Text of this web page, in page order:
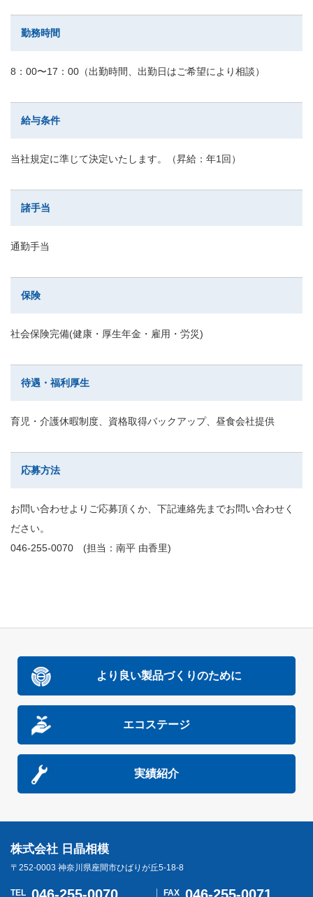
勤務時間
8：00〜17：00（出勤時間、出勤日はご希望により相談）
給与条件
当社規定に準じて決定いたします。（昇給：年1回）
諸手当
通勤手当
保険
社会保険完備(健康・厚生年金・雇用・労災)
待遇・福利厚生
育児・介護休暇制度、資格取得バックアップ、昼食会社提供
応募方法
お問い合わせよりご応募頂くか、下記連絡先までお問い合わせく
ださい。
046-255-0070 (担当：南平 由香里)
より良い製品づくりのために
エコステージ
実績紹介
株式会社 日晶相模
〒252-0003 神奈川県座間市ひばりが丘5-18-8
TEL FAX